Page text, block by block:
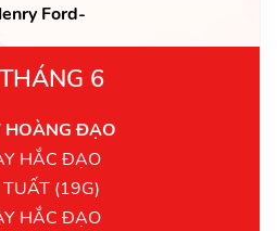
Ford-
6
HOÀNG ĐẠO
HẮC ĐẠO
TUẤT (19G)
HẮC ĐẠO